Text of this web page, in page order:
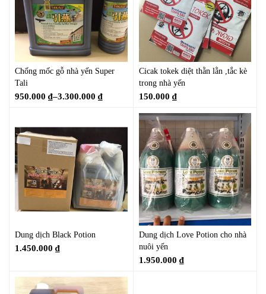
Chống mốc gỗ nhà yến Super
Tali
950.000 ₫–3.300.000 ₫
Cicak tokek diệt thằn lằn ,tắc kè
trong nhà yến
150.000 ₫
Dung dịch Black Potion
1.450.000 ₫
Dung dịch Love Potion cho nhà
nuôi yến
1.950.000 ₫